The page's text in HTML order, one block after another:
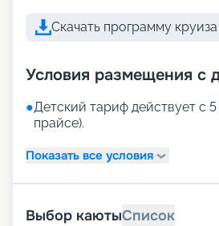
Скачать программу круиза
Условия размещения с
●Детский тариф действует с 5
прайсе).
Показать все условия
Выбор каютыСписок